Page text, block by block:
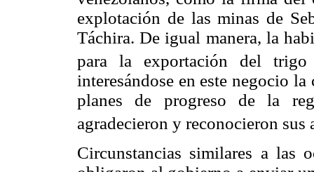
explotación de las minas de
Táchira. De igual manera, la
para la exportación del
interesándose en este negocio
planes de progreso de la
agradecieron y reconocieron sus
Circunstancias similares a las